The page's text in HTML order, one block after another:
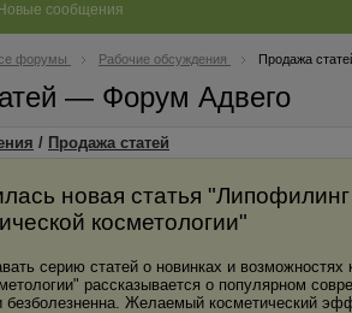
Новые сообщения
форумы Рабочие обсуждения Продажа
— Форум Адвего
/ Продажа статей
новая статья
косметологии"
серию статей о новинках и
рассказывается о популярном
безболезненна. Желаемый косметический